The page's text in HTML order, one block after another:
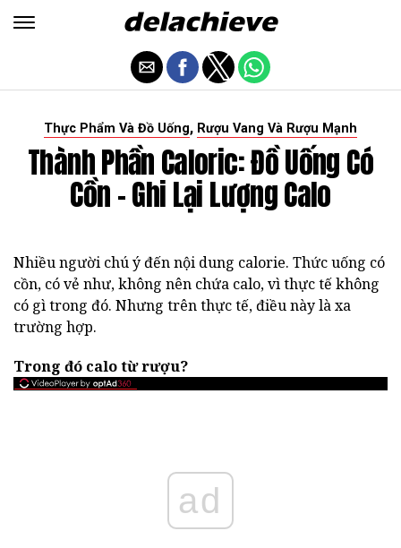
Thực Phẩm Và Đồ Uống, Rượu Vang Và Rượu Mạnh
Thành Phần Caloric: Đồ Uống Có
Cồn - Ghi Lại Lượng Calo
Nhiều người chú ý đến nội dung calorie. Thức uống có
cồn, có vẻ như, không nên chứa calo, vì thực tế không
có gì trong đó. Nhưng trên thực tế, điều này là xa
trường hợp.
Trong đó calo từ rượu?
ad